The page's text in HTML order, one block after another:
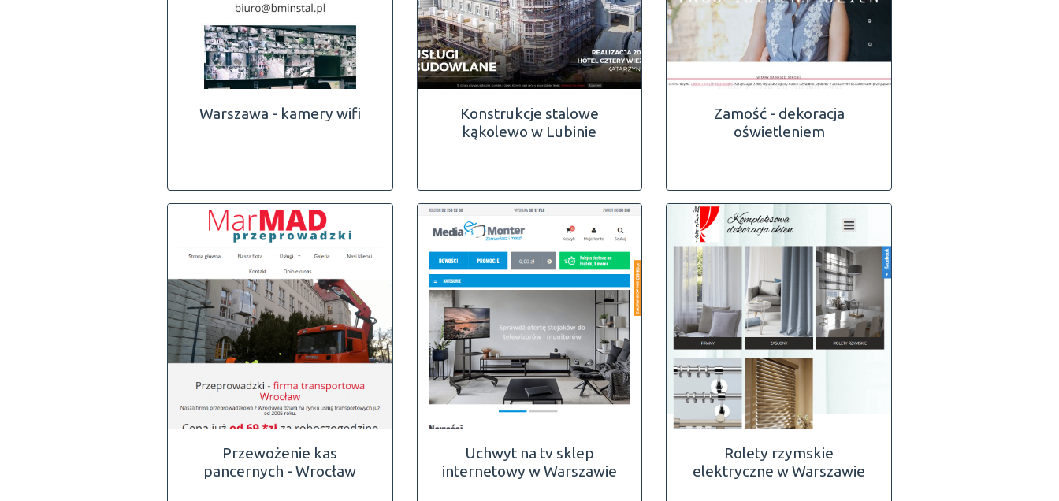
Warszawa - kamery wifi
Konstrukcje stalowe
kąkolewo w Lubinie
Zamość - dekoracja
oświetleniem
Przewożenie kas
pancernych - Wrocław
Uchwyt na tv sklep
internetowy w Warszawie
Rolety rzymskie
elektryczne w Warszawie